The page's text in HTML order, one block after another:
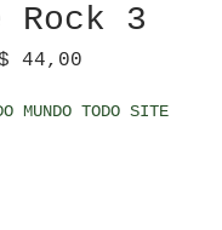
Rock 3
normal
44,00
MUNDO TODO SITE